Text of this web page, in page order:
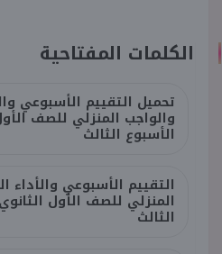
الكلمات المفتاحية
تحميل التقييم الأسبوعي
والواجب المنزلي للصف
الأسبوع الثالث
التقييم الأسبوعي والأداء
المنزلي للصف الأول
الثالث